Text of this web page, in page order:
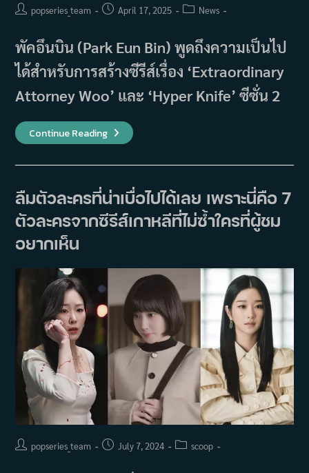
Postpopseries_team
PostApril 17, 2025
PostNews
พัคอึนบิน (Park Eun Bin) พูดถึงความเป็นไป
ได้สำหรับการสร้างซีรีส์เรื่อง ‘Extraordinary
Attorney Woo’ และ ‘Hyper Knife’ ซีซั่น 2
Continue Readingพัค
อึน
Eun
พูด
ถึง
ความ
เป็น
ไป
Attorney
‘Hyper
Knife’
ซี
ลืมตัวละครที่น่าเบื่อไปได้เลย เพราะนี่คือ 7
ตัวละครจากซีรีส์เกาหลีที่ไม่ซ้ำใครที่ผู้ชม
อยากเห็น
Postpopseries_team
PostJuly 7, 2024
Postscoop